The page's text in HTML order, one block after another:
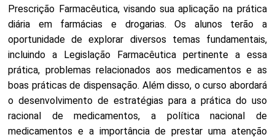
Prescrição Farmacêutica, visando sua aplicação na prática
diária em farmácias e drogarias. Os alunos terão a
oportunidade de explorar diversos temas fundamentais,
incluindo a Legislação Farmacêutica pertinente a essa
prática, problemas relacionados aos medicamentos e as
boas práticas de dispensação. Além disso, o curso abordará
o desenvolvimento de estratégias para a prática do uso
racional de medicamentos, a política nacional de
medicamentos e a importância de prestar uma atenção